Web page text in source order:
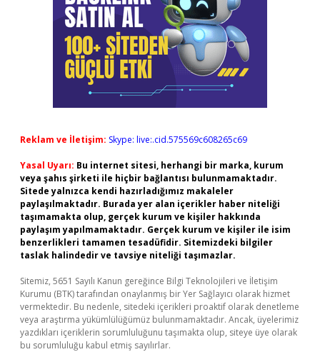
Reklam ve İletişim: Skype: live:.cid.575569c608265c69
Yasal Uyarı: Bu internet sitesi, herhangi bir marka, kurum
veya şahıs şirketi ile hiçbir bağlantısı bulunmamaktadır.
Sitede yalnızca kendi hazırladığımız makaleler
paylaşılmaktadır. Burada yer alan içerikler haber niteliği
taşımamakta olup, gerçek kurum ve kişiler hakkında
paylaşım yapılmamaktadır. Gerçek kurum ve kişiler ile isim
benzerlikleri tamamen tesadüfidir. Sitemizdeki bilgiler
taslak halindedir ve tavsiye niteliği taşımazlar.
Sitemiz, 5651 Sayılı Kanun gereğince Bilgi Teknolojileri ve İletişim
Kurumu (BTK) tarafından onaylanmış bir Yer Sağlayıcı olarak hizmet
vermektedir. Bu nedenle, sitedeki içerikleri proaktif olarak denetleme
veya araştırma yükümlülüğümüz bulunmamaktadır. Ancak, üyelerimiz
yazdıkları içeriklerin sorumluluğunu taşımakta olup, siteye üye olarak
bu sorumluluğu kabul etmiş sayılırlar.